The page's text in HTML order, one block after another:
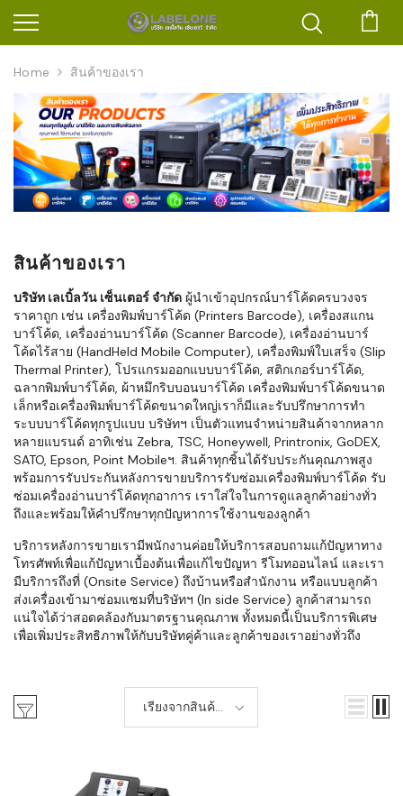
Home สินค้าของเรา
สินค้าของเรา
บริษัท เลเบิ้ลวัน เซ็นเตอร์ จำกัด ผู้นำเข้าอุปกรณ์บาร์โค้ดครบวงจร
ราคาถูก เช่น เครื่องพิมพ์บาร์โค้ด (Printers Barcode), เครื่องสแกน
บาร์โค้ด, เครื่องอ่านบาร์โค้ด (Scanner Barcode), เครื่องอ่านบาร์
โค้ดไร้สาย (HandHeld Mobile Computer), เครื่องพิมพ์ใบเสร็จ (Slip
Thermal Printer), โปรแกรมออกแบบบาร์โค้ด, สติกเกอร์บาร์โค้ด,
ฉลากพิมพ์บาร์โค้ด, ผ้าหมึกริบบอนบาร์โค้ด เครื่องพิมพ์บาร์โค้ดขนาด
เล็กหรือเครื่องพิมพ์บาร์โค้ดขนาดใหญ่เราก็มีและรับปรึกษาการทำ
ระบบบาร์โค้ดทุกรูปแบบ บริษัทฯ เป็นตัวแทนจำหน่ายสินค้าจากหลาก
หลายแบรนด์ อาทิเช่น Zebra, TSC, Honeywell, Printronix, GoDEX,
SATO, Epson, Point Mobileฯ. สินค้าทุกชิ้นได้รับประกันคุณภาพสูง
พร้อมการรับประกันหลังการขายบริการรับซ่อมเครื่องพิมพ์บาร์โค้ด รับ
ซ่อมเครื่องอ่านบาร์โค้ดทุกอาการ เราใส่ใจในการดูแลลูกค้าอย่างทั่ว
ถึงและพร้อมให้คำปรึกษาทุกปัญหาการใช้งานของลูกค้า
บริการหลังการขายเรามีพนักงานค่อยให้บริการสอบถามแก้ปัญหาทาง
โทรศัพท์เพื่อแก้ปัญหาเบื้องต้นเพื่อแก้ไขปัญหา รีโมทออนไลน์ และเรา
มีบริการถึงที่ (Onsite Service) ถึงบ้านหรือสำนักงาน หรือแบบลูกค้า
ส่งเครื่องเข้ามาซ่อมแซมที่บริษัทฯ (In side Service) ลูกค้าสามารถ
แน่ใจได้ว่าสอดคล้องกับมาตรฐานคุณภาพ ทั้งหมดนี้เป็นบริการพิเศษ
เพื่อเพิ่มประสิทธิภาพให้กับบริษัทคู่ค้าและลูกค้าของเราอย่างทั่วถึง
เรียงจากสินค้า
ใหม่-เก่า